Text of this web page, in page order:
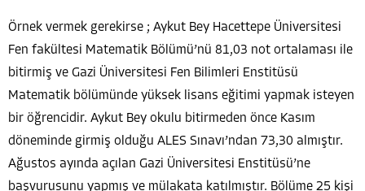
Örnek vermek gerekirse ; Aykut Bey Hacettepe Üniversitesi
Fen fakültesi Matematik Bölümü’nü 81,03 not ortalaması ile
bitirmiş ve Gazi Üniversitesi Fen Bilimleri Enstitüsü
Matematik bölümünde yüksek lisans eğitimi yapmak isteyen
bir öğrencidir. Aykut Bey okulu bitirmeden önce Kasım
döneminde girmiş olduğu ALES Sınavı’ndan 73,30 almıştır.
Ağustos ayında açılan Gazi Üniversitesi Enstitüsü’ne
başvurusunu yapmış ve mülakata katılmıştır. Bölüme 25 kişi